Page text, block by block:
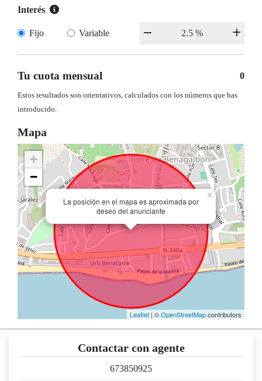
Interés
Fijo Variable
Tu cuota mensual 0
Estos resultados son orientativos, calculados con los números que has
introducido.
Mapa
La posición en el mapa es aproximada por
deseo del anunciante
×
+
−
Leaflet | ©OpenStreetMapcontributors
Contactar con agente
673850925